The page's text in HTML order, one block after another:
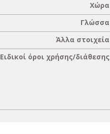
Χώρα
Γλώσσα
Άλλα στοιχεία
Ειδικοί όροι χρήσης/διάθεσης